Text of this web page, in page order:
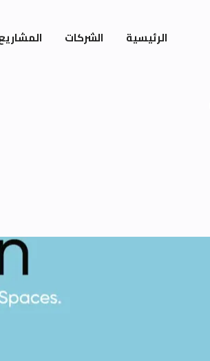
الرئيسية الشركات